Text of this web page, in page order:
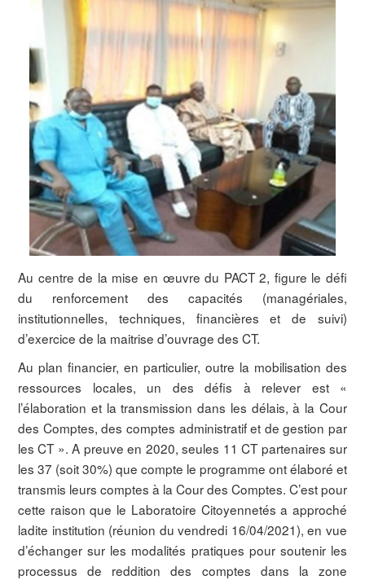
Au centre de la mise en œuvre du PACT 2, figure le défi
du renforcement des capacités (managériales,
institutionnelles, techniques, financières et de suivi)
d’exercice de la maitrise d’ouvrage des CT.
Au plan financier, en particulier, outre la mobilisation des
ressources locales, un des défis à relever est «
l’élaboration et la transmission dans les délais, à la Cour
des Comptes, des comptes administratif et de gestion par
les CT ». A preuve en 2020, seules 11 CT partenaires sur
les 37 (soit 30%) que compte le programme ont élaboré et
transmis leurs comptes à la Cour des Comptes. C’est pour
cette raison que le Laboratoire Citoyennetés a approché
ladite institution (réunion du vendredi 16/04/2021), en vue
d’échanger sur les modalités pratiques pour soutenir les
processus de reddition des comptes dans la zone